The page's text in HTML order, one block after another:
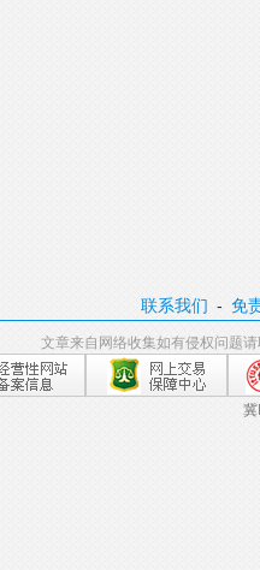
联系我们 -免
文章来自网络收集如有侵权问题